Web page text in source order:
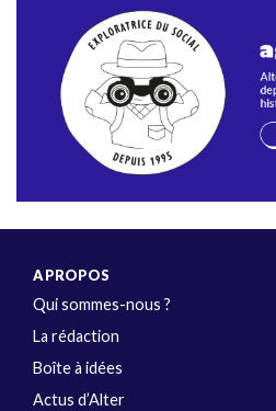
A PROPOS
Qui sommes-nous ?
La rédaction
Boîte à idées
Actus d’Alter